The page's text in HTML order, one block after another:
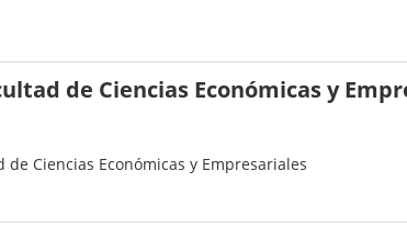
de Ciencias Económicas y
Ciencias Económicas y Empresariales